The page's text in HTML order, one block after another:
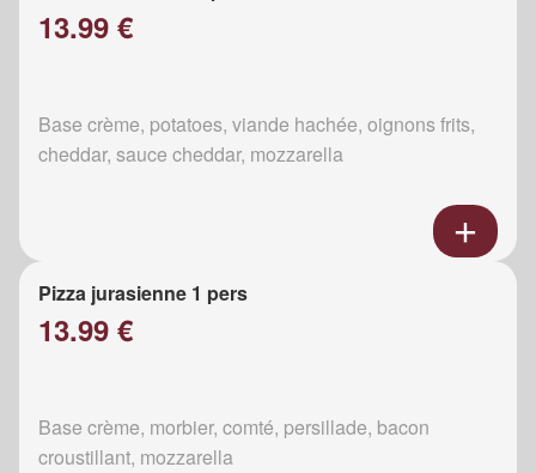
13.99 €
Base crème, potatoes, viande hachée, oignons frits,
cheddar, sauce cheddar, mozzarella
Pizza jurasienne 1 pers
13.99 €
Base crème, morbier, comté, persillade, bacon
croustillant, mozzarella